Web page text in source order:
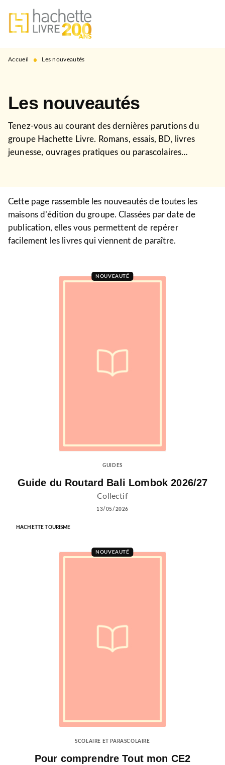
MENU RECHERCHE
PIED DE PAGE
Accueil • Les nouveautés
Les nouveautés
Tenez-vous au courant des dernières parutions du
groupe Hachette Livre. Romans, essais, BD, livres
jeunesse, ouvrages pratiques ou parascolaires…
Cette page rassemble les nouveautés de toutes les
maisons d’édition du groupe. Classées par date de
publication, elles vous permettent de repérer
facilement les livres qui viennent de paraître.
NOUVEAUTÉ
GUIDES
Guide du Routard Bali Lombok 2026/27
Collectif
13/05/2026
HACHETTE TOURISME
NOUVEAUTÉ
SCOLAIRE ET PARASCOLAIRE
Pour comprendre Tout mon CE2